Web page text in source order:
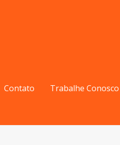
Contato Trabalhe Conosco